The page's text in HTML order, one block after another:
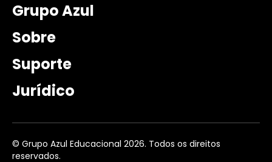
Grupo Azul
Sobre
Suporte
Jurídico
© Grupo Azul Educacional 2026. Todos os direitos
reservados.